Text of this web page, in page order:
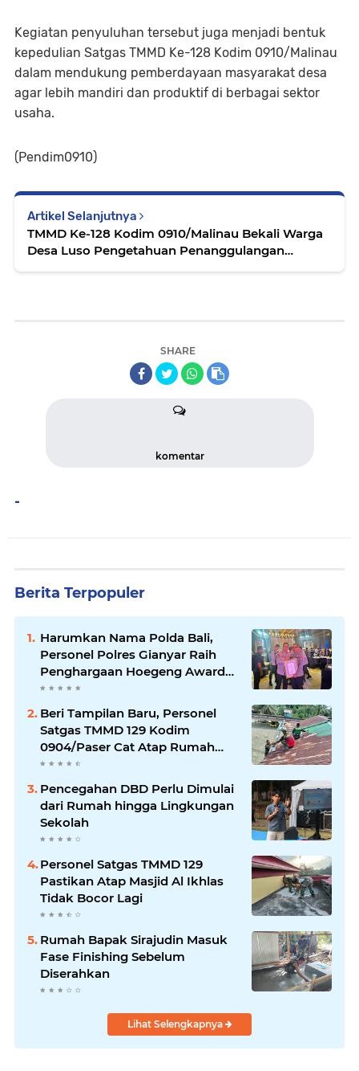
Kegiatan penyuluhan tersebut juga menjadi bentuk
kepedulian Satgas TMMD Ke-128 Kodim 0910/Malinau
dalam mendukung pemberdayaan masyarakat desa
agar lebih mandiri dan produktif di berbagai sektor
usaha.
(Pendim0910)
Artikel Selanjutnya
TMMD Ke-128 Kodim 0910/Malinau Bekali Warga
Desa Luso Pengetahuan Penanggulangan
SHARE
komentar
-
Berita Terpopuler
Harumkan Nama Polda Bali,
Personel Polres Gianyar Raih
Penghargaan Hoegeng Awards
2026
Beri Tampilan Baru, Personel
Satgas TMMD 129 Kodim
0904/Paser Cat Atap Rumah
Marbot
Pencegahan DBD Perlu Dimulai
dari Rumah hingga Lingkungan
Sekolah
Personel Satgas TMMD 129
Pastikan Atap Masjid Al Ikhlas
Tidak Bocor Lagi
Rumah Bapak Sirajudin Masuk
Fase Finishing Sebelum
Diserahkan
Lihat Selengkapnya